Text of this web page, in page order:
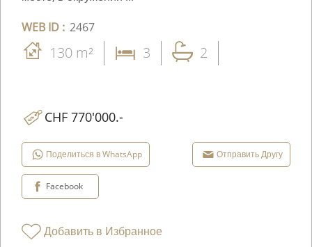
WEB ID : 2467
130 m² 3 2
CHF 770'000.-
Поделиться в WhatsApp Отправить Другу
Facebook
Добавить в Избранное